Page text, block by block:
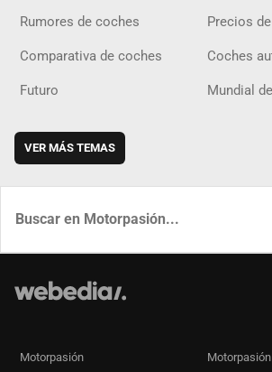
Rumores de coches Precios
Comparativa de coches Coches
Futuro Mundial
VER MÁS TEMAS
Motorpasión